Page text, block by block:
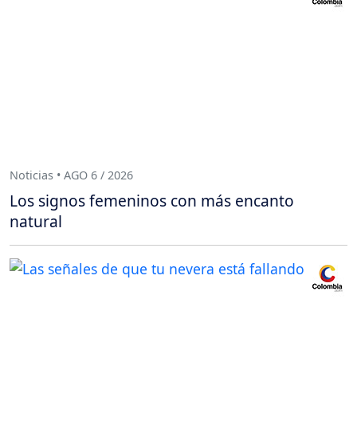
Noticias • AGO 6 / 2026
Los signos femeninos con más encanto
natural